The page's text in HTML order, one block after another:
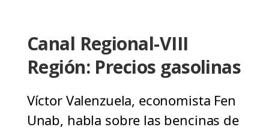
Canal Regional-VIII
Región: Precios gasolinas
Víctor Valenzuela, economista Fen
Unab, habla sobre las bencinas de